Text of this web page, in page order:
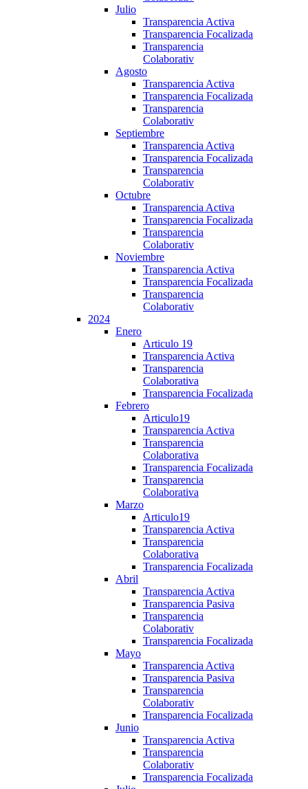
Julio
Transparencia Activa
Transparencia Focalizada
Transparencia
Colaborativ
Agosto
Transparencia Activa
Transparencia Focalizada
Transparencia
Colaborativ
Septiembre
Transparencia Activa
Transparencia Focalizada
Transparencia
Colaborativ
Octubre
Transparencia Activa
Transparencia Focalizada
Transparencia
Colaborativ
Noviembre
Transparencia Activa
Transparencia Focalizada
Transparencia
Colaborativ
2024
Enero
Articulo 19
Transparencia Activa
Transparencia
Colaborativa
Transparencia Focalizada
Febrero
Articulo19
Transparencia Activa
Transparencia
Colaborativa
Transparencia Focalizada
Transparencia
Colaborativa
Marzo
Articulo19
Transparencia Activa
Transparencia
Colaborativa
Transparencia Focalizada
Abril
Transparencia Activa
Transparencia Pasiva
Transparencia
Colaborativ
Transparencia Focalizada
Mayo
Transparencia Activa
Transparencia Pasiva
Transparencia
Colaborativ
Transparencia Focalizada
Junio
Transparencia Activa
Transparencia
Colaborativ
Transparencia Focalizada